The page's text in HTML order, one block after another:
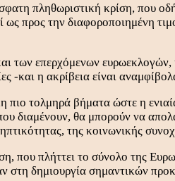
πληθωριστική κρίση, που
προς την διαφοροποιημένη
των επερχόμενων
-και η ακρίβεια είναι
τολμηρά βήματα ώστε η
διαμένουν, θα μπορούν να
της κοινωνικής
που πλήττει το σύνολο της
δημιουργία σημαντικών